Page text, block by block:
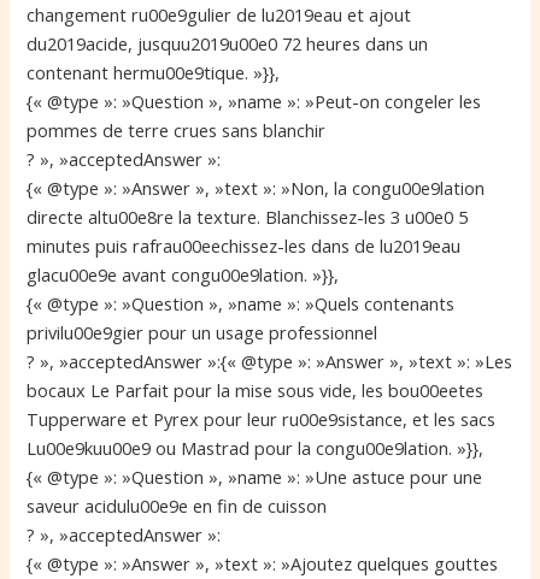
changement ru00e9gulier de lu2019eau et ajout
du2019acide, jusquu2019u00e0 72 heures dans un
contenant hermu00e9tique. »}},
{« @type »: »Question », »name »: »Peut-on congeler les
pommes de terre crues sans blanchir
? », »acceptedAnswer »:
{« @type »: »Answer », »text »: »Non, la congu00e9lation
directe altu00e8re la texture. Blanchissez-les 3 u00e0 5
minutes puis rafrau00eechissez-les dans de lu2019eau
glacu00e9e avant congu00e9lation. »}},
{« @type »: »Question », »name »: »Quels contenants
privilu00e9gier pour un usage professionnel
? », »acceptedAnswer »:{« @type »: »Answer », »text »: »Les
bocaux Le Parfait pour la mise sous vide, les bou00eetes
Tupperware et Pyrex pour leur ru00e9sistance, et les sacs
Lu00e9kuu00e9 ou Mastrad pour la congu00e9lation. »}},
{« @type »: »Question », »name »: »Une astuce pour une
saveur acidulu00e9e en fin de cuisson
? », »acceptedAnswer »:
{« @type »: »Answer », »text »: »Ajoutez quelques gouttes